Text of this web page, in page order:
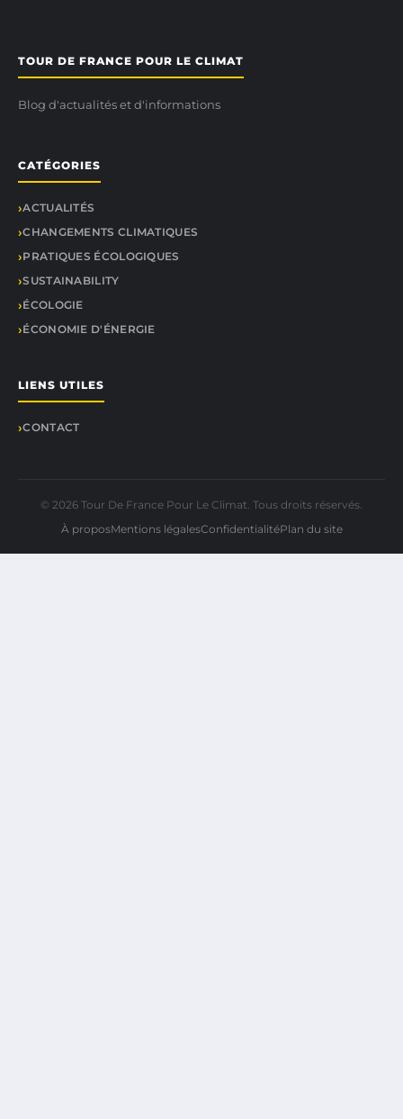
TOUR DE FRANCE POUR LE CLIMAT
Blog d'actualités et d'informations
CATÉGORIES
ACTUALITÉS
CHANGEMENTS CLIMATIQUES
PRATIQUES ÉCOLOGIQUES
SUSTAINABILITY
ÉCOLOGIE
ÉCONOMIE D'ÉNERGIE
LIENS UTILES
CONTACT
© 2026 Tour De France Pour Le Climat. Tous droits réservés.
À proposMentions légalesConfidentialitéPlan du site